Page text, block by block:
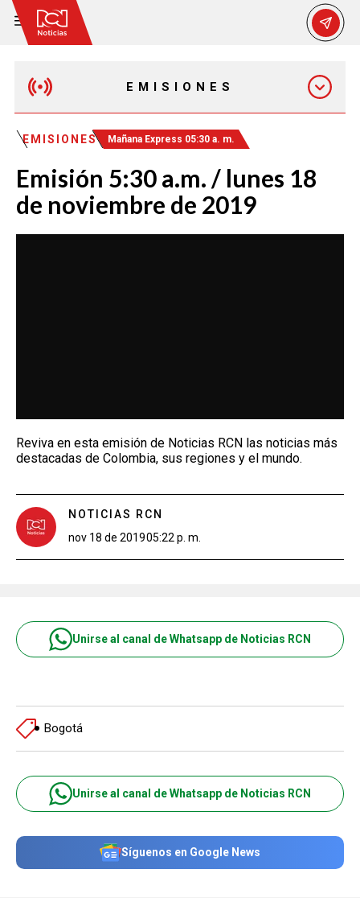
EMISIONES
EMISIÓN 12:30 PM
EMISIÓN 7:00 PM
EMISIONES Mañana Express 05:30 a. m.
Emisión 5:30 a.m. / lunes 18
de noviembre de 2019
Reviva en esta emisión de Noticias RCN las noticias más
destacadas de Colombia, sus regiones y el mundo.
NOTICIAS RCN
nov 18 de 201905:22 p. m.
Unirse al canal de Whatsapp de Noticias RCN
Bogotá
Unirse al canal de Whatsapp de Noticias RCN
Síguenos en Google News